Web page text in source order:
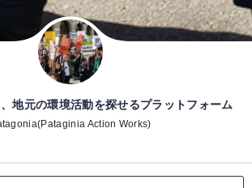
地元の環境活動を探せるプラットフォーム
Action Works)